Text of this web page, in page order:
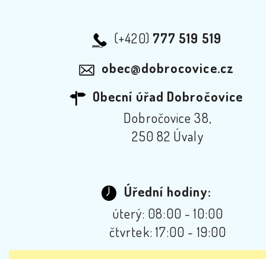
(+420) 777 519 519
obec@dobrocovice.cz
Obecní úřad Dobročovice
Dobročovice 38,
250 82 Úvaly
Úřední hodiny:
úterý: 08:00 - 10:00
čtvrtek: 17:00 - 19:00